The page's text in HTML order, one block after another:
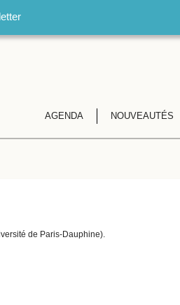
AGENDA NOUVEAUTÉS
de Paris-Dauphine).